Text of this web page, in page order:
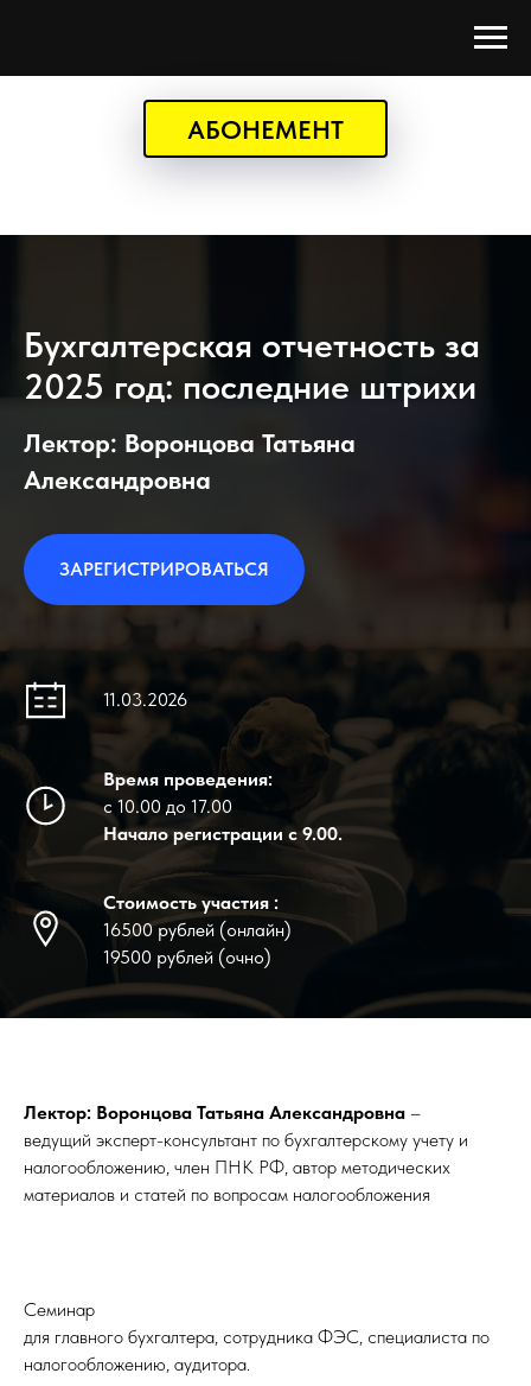
АБОНЕМЕНТ
Бухгалтерская отчетность за
2025 год: последние штрихи
Лектор: Воронцова Татьяна
Александровна
ЗАРЕГИСТРИРОВАТЬСЯ
11.03.2026
Время проведения:
с 10.00 до 17.00
Начало регистрации с 9.00.
Стоимость участия :
16500 рублей (онлайн)
19500 рублей (очно)
Лектор: Воронцова Татьяна Александровна –
ведущий эксперт-консультант по бухгалтерскому учету и
налогообложению, член ПНК РФ, автор методических
материалов и статей по вопросам налогообложения
Семинар
для главного бухгалтера, сотрудника ФЭС, специалиста по
налогообложению, аудитора.